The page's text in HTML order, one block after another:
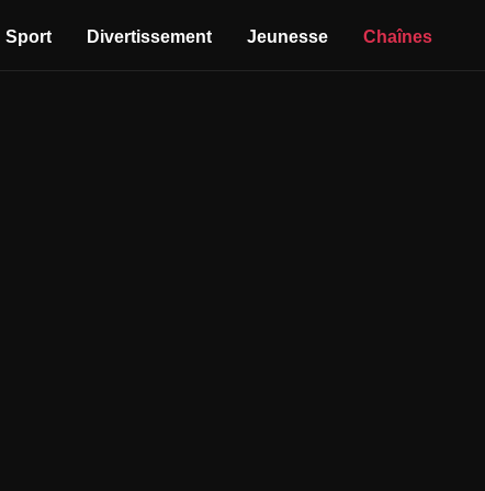
Sport Divertissement Jeunesse Chaînes